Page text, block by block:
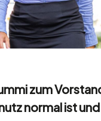
zum
normal ist